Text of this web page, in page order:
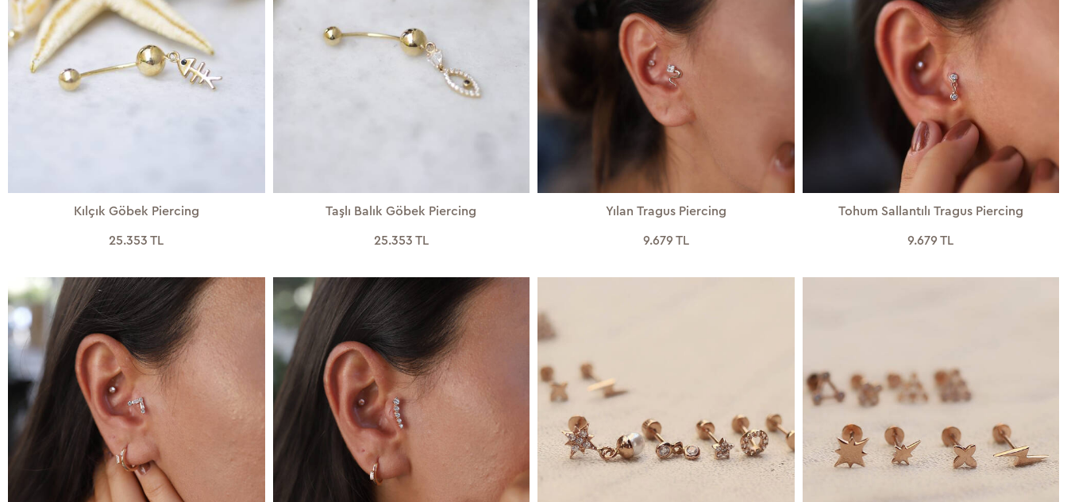
Kılçık Göbek Piercing
25.353 TL
Taşlı Balık Göbek Piercing
25.353 TL
Yılan Tragus Piercing
9.679 TL
Tohum Sallantılı Tragus Piercing
9.679 TL